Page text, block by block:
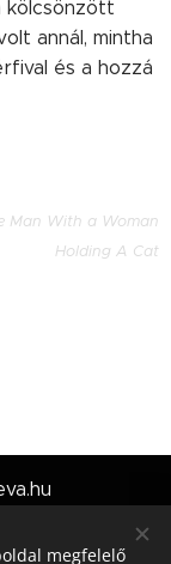
kölcsönzött
annál, mintha
és a hozzá
Man With a Woman
Holding A Cat
megfelelő